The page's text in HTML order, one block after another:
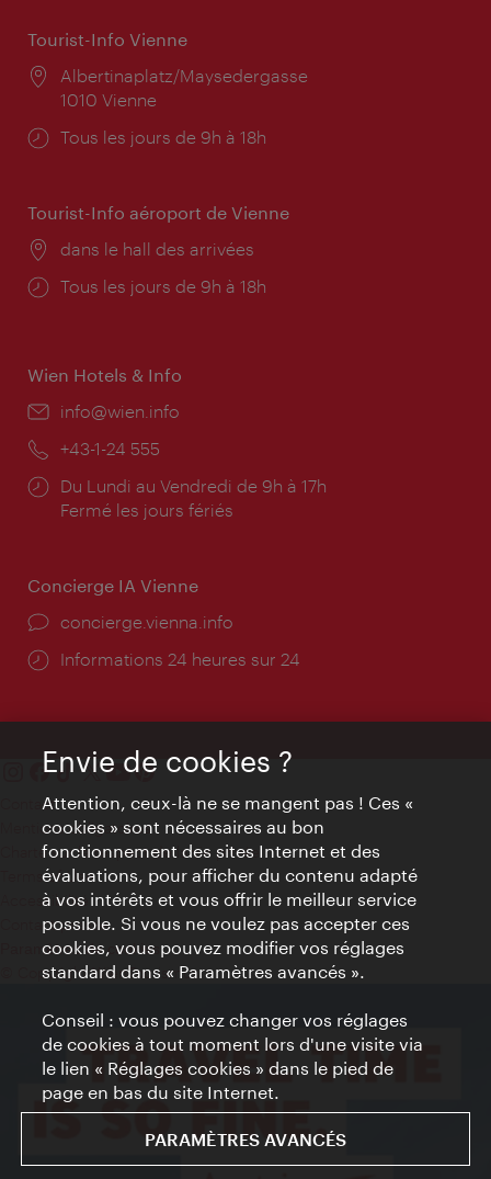
Tourist-Info Vienne
Lieu:
Albertinaplatz/Maysedergasse
1010 Vienne
Horaires
Tous les jours de 9h à 18h
Tourist-Info aéroport de Vienne
Lieu:
dans le hall des arrivées
Horaires
Tous les jours de 9h à 18h
Wien Hotels & Info
E-
info@wien.info
Téléphone:
+43-1-24 555
Horaires
d'ouverture:
Du Lundi au Vendredi de 9h à 17h
Fermé les jours fériés
Concierge IA Vienne
Ort:
concierge.vienna.info
Öffnungszeiten:
Informations 24 heures sur 24
Contact
Mentions obligatoires
Charte sur le respect de la vie privée
Terms of Use
Accessibilité
Contact presse
Paramètres de cookies
© Copyright WienTourismus
Envie de cookies ?
Attention, ceux-là ne se mangent pas ! Ces «
cookies » sont nécessaires au bon
fonctionnement des sites Internet et des
évaluations, pour afficher du contenu adapté
à vos intérêts et vous offrir le meilleur service
possible. Si vous ne voulez pas accepter ces
cookies, vous pouvez modifier vos réglages
standard dans « Paramètres avancés ».
Conseil : vous pouvez changer vos réglages
de cookies à tout moment lors d'une visite via
le lien « Réglages cookies » dans le pied de
page en bas du site Internet.
PARAMÈTRES AVANCÉS